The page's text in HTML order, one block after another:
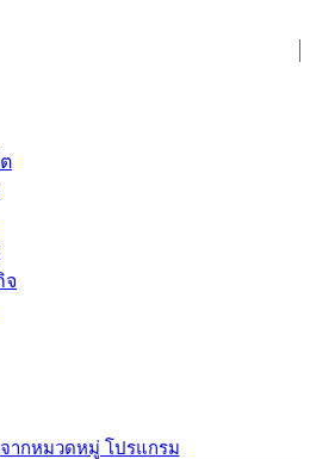
จ
ากหมวดหมู่ โปรแกรม